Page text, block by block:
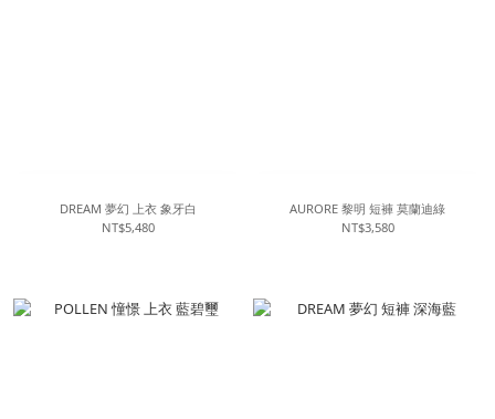
DREAM 夢幻 上衣 象牙白
NT$5,480
AURORE 黎明 短褲 莫蘭迪綠
NT$3,580